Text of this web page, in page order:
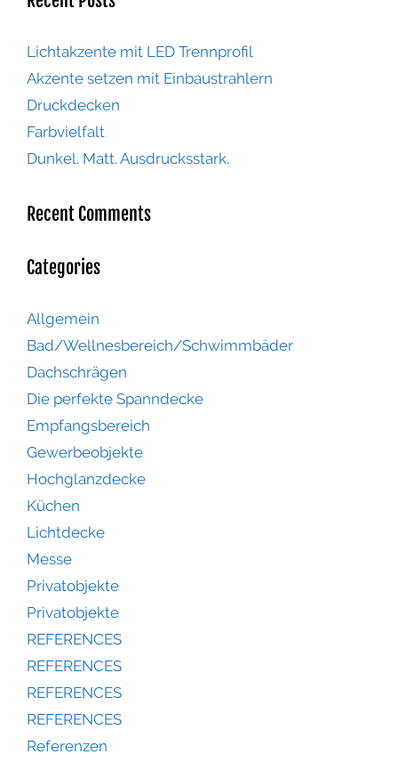
Lichtakzente mit LED Trennprofil
Akzente setzen mit Einbaustrahlern
Druckdecken
Farbvielfalt
Dunkel. Matt. Ausdrucksstark.
Recent Comments
Categories
Allgemein
Bad/Wellnesbereich/Schwimmbäder
Dachschrägen
Die perfekte Spanndecke
Empfangsbereich
Gewerbeobjekte
Hochglanzdecke
Küchen
Lichtdecke
Messe
Privatobjekte
Privatobjekte
REFERENCES
REFERENCES
REFERENCES
REFERENCES
Referenzen